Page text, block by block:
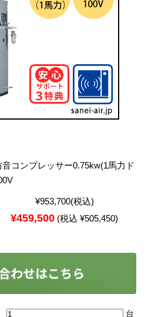
音コンプレッサー0.75kw(1馬力ド
¥953,700(税込)
¥459,500 (税込 ¥505,450)
台